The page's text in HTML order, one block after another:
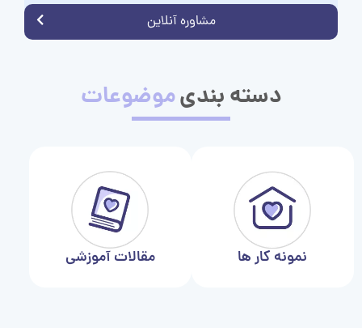
مشاوره آنلاین
دسته بندیموضوعات
نمونه کار ها مقالات آموزشی